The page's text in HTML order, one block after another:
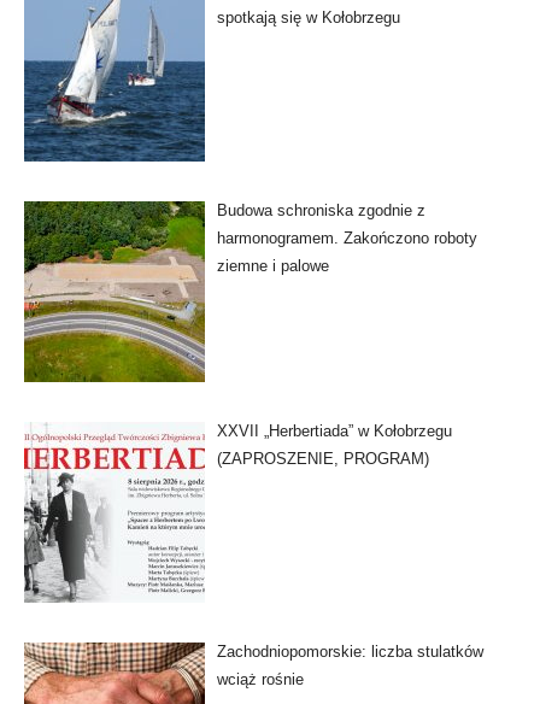
spotkają się w Kołobrzegu
Budowa schroniska zgodnie z
harmonogramem. Zakończono roboty
ziemne i palowe
XXVII „Herbertiada” w Kołobrzegu
(ZAPROSZENIE, PROGRAM)
Zachodniopomorskie: liczba stulatków
wciąż rośnie